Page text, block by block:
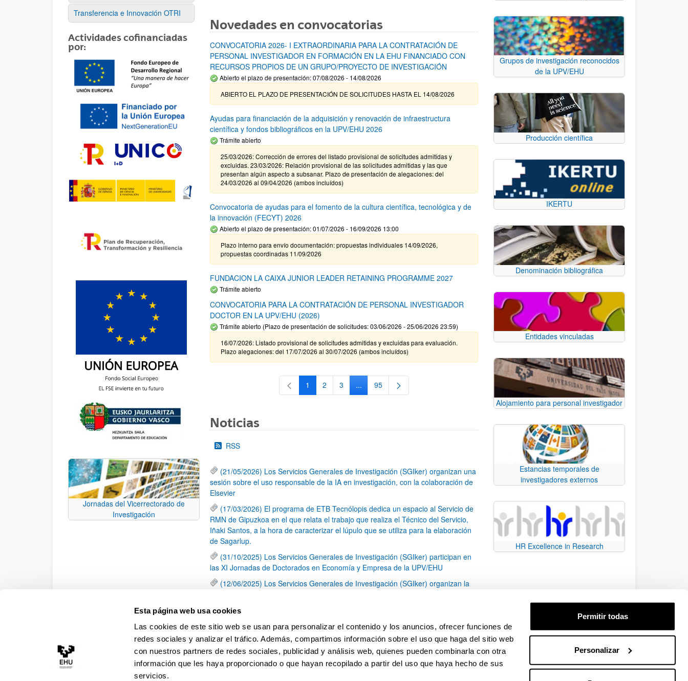
Esta página web usa cookies
Las cookies de este sitio web se usan para personalizar el contenido y los anuncios, ofrecer funciones de
redes sociales y analizar el tráfico. Además, compartimos información sobre el uso que haga del sitio web
con nuestros partners de redes sociales, publicidad y análisis web, quienes pueden combinarla con otra
información que les haya proporcionado o que hayan recopilado a partir del uso que haya hecho de sus
servicios.
Permitir todas
Personalizar
Transferencia e Innovación OTRI
Actividades cofinanciadas
por:
Jornadas del Vicerrectorado de
Investigación
Novedades en convocatorias
CONVOCATORIA 2026- I EXTRAORDINARIA PARA LA CONTRATACIÓN DE
PERSONAL INVESTIGADOR EN FORMACIÓN EN LA EHU FINANCIADO CON
RECURSOS PROPIOS DE UN GRUPO/PROYECTO DE INVESTIGACIÓN
Abierto el plazo de presentación: 07/08/2026 - 14/08/2026
ABIERTO EL PLAZO DE PRESENTACIÓN DE SOLICITUDES HASTA EL 14/08/2026
Ayudas para financiación de la adquisición y renovación de infraestructura
científica y fondos bibliográficos en la UPV/EHU 2026
Trámite abierto
25/03/2026: Corrección de errores del listado provisional de solicitudes admitidas y
excluidas. 23/03/2026: Relación provisional de las solicitudes admitidas y las que
presentan algún aspecto a subsanar. Plazo de presentación de alegaciones: del
24/03/2026 al 09/04/2026 (ambos incluídos)
Convocatoria de ayudas para el fomento de la cultura científica, tecnológica y de
la innovación (FECYT) 2026
Abierto el plazo de presentación: 01/07/2026 - 16/09/2026 13:00
Plazo interno para envío documentación: propuestas individuales 14/09/2026,
propuestas coordinadas 11/09/2026
FUNDACION LA CAIXA JUNIOR LEADER RETAINING PROGRAMME 2027
Trámite abierto
CONVOCATORIA PARA LA CONTRATACIÓN DE PERSONAL INVESTIGADOR
DOCTOR EN LA UPV/EHU (2026)
Trámite abierto (Plazo de presentación de solicitudes: 03/06/2026 - 25/06/2026 23:59)
16/07/2026: Listado provisional de solicitudes admitidas y excluidas para evaluación.
Plazo alegaciones: del 17/07/2026 al 30/07/2026 (ambos incluídos)
Página
1 Página
2 Página
3 ...Páginas intermedias Use TAB para desplazarse.
Página
95
Noticias
RSS
(21/05/2026) Los Servicios Generales de Investigación (SGIker) organizan una
sesión sobre el uso responsable de la IA en investigación, con la colaboración de
Elsevier
(17/03/2026) El programa de ETB Tecnólopis dedica un espacio al Servicio de
RMN de Gipuzkoa en el que relata el trabajo que realiza el Técnico del Servicio,
Iñaki Santos, a la hora de caracterizar el lúpulo que se utiliza para la elaboración
de Sagarlup.
(31/10/2025) Los Servicios Generales de Investigación (SGIker) participan en
las XI Jornadas de Doctorados en Economía y Empresa de la UPV/EHU
(12/06/2025) Los Servicios Generales de Investigación (SGIker) organizan la
una caracterización química de dos variedades de lúpulo silvestre
Página
1 Página
2 Página
3 ...
Páginas intermedias Use TAB para desplazarse.
Página
79
Grupos de investigación reconocidos
de la UPV/EHU
Producción científica
IKERTU
Denominación bibliográfica
Entidades vinculadas
Alojamiento para personal investigador
Estancias temporales de
investigadores externos
HR Excellence in Research